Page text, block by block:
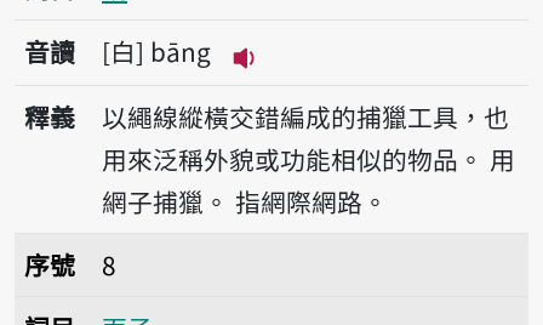
音讀
白 bāng
播放音讀bāng
釋義
以繩線縱橫交錯編成的捕獵工具，也
用來泛稱外貌或功能相似的物品。 用
網子捕獵。 指網際網路。
序號8面子
序號
8